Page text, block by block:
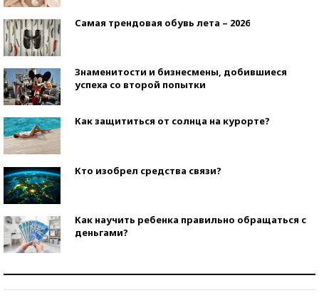
Самая трендовая обувь лета – 2026
Знаменитости и бизнесмены, добившиеся
успеха со второй попытки
Как защититься от солнца на курорте?
Кто изобрел средства связи?
Как научить ребенка правильно обращаться с
деньгами?